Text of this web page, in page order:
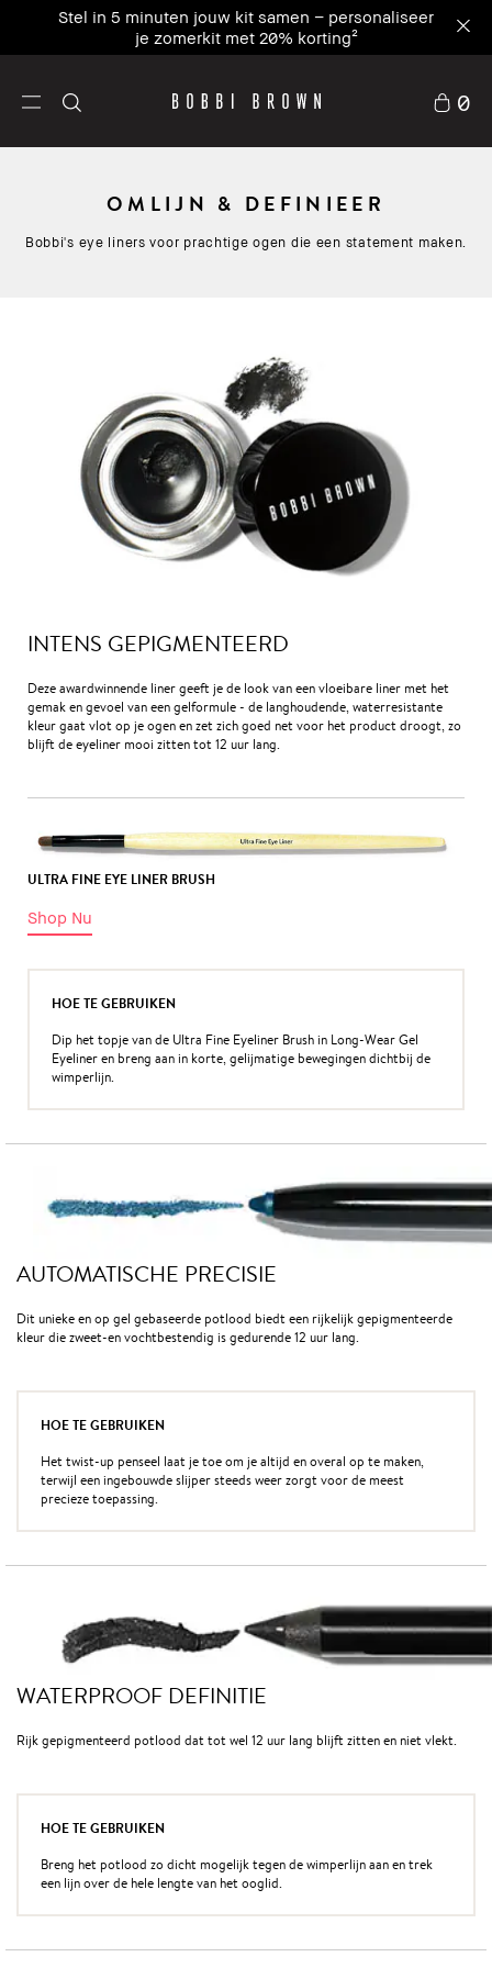
Stel in 5 minuten jouw kit samen – personaliseer
je zomerkit met 20% korting²
0
OMLIJN & DEFINIEER
Bobbi's eye liners voor prachtige ogen die een statement maken.
INTENS GEPIGMENTEERD
Deze awardwinnende liner geeft je de look van een vloeibare liner met het
gemak en gevoel van een gelformule - de langhoudende, waterresistante
kleur gaat vlot op je ogen en zet zich goed net voor het product droogt, zo
blijft de eyeliner mooi zitten tot 12 uur lang.
ULTRA FINE EYE LINER BRUSH
Shop Nu
HOE TE GEBRUIKEN
Dip het topje van de Ultra Fine Eyeliner Brush in Long-Wear Gel
Eyeliner en breng aan in korte, gelijmatige bewegingen dichtbij de
wimperlijn.
AUTOMATISCHE PRECISIE
Dit unieke en op gel gebaseerde potlood biedt een rijkelijk gepigmenteerde
kleur die zweet-en vochtbestendig is gedurende 12 uur lang.
HOE TE GEBRUIKEN
Het twist-up penseel laat je toe om je altijd en overal op te maken,
terwijl een ingebouwde slijper steeds weer zorgt voor de meest
precieze toepassing.
WATERPROOF DEFINITIE
Rijk gepigmenteerd potlood dat tot wel 12 uur lang blijft zitten en niet vlekt.
HOE TE GEBRUIKEN
Breng het potlood zo dicht mogelijk tegen de wimperlijn aan en trek
een lijn over de hele lengte van het ooglid.